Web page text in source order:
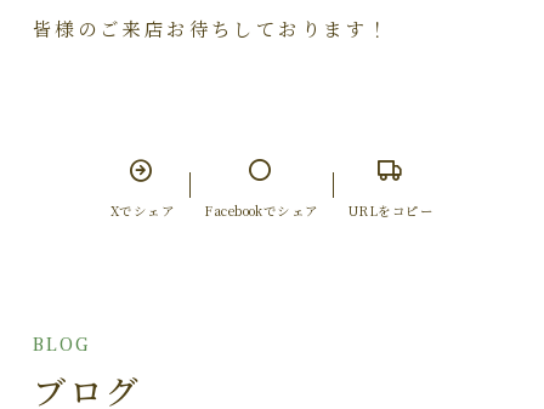
皆様のご来店お待ちしております！
Xでシェア Facebookでシェア URLをコピー
BLOG
ブログ